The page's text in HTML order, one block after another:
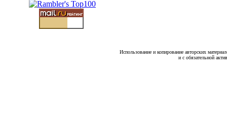
Использование и копирование авторских
и с обязательной